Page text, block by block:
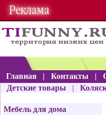
Главная | Контакты |
Детские товары
|
Мебель для дома